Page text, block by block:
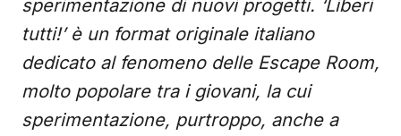
sperimentazione di nuovi progetti. ‘Liberi
tutti!’ è un format originale italiano
dedicato al fenomeno delle Escape Room,
molto popolare tra i giovani, la cui
sperimentazione, purtroppo, anche a